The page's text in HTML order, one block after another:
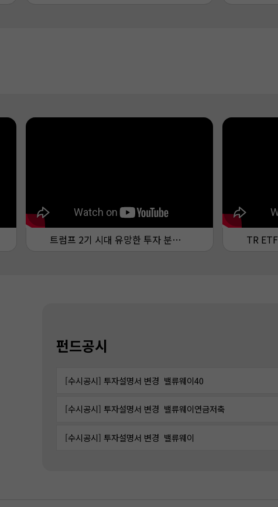
트럼프 2기 시대 유망한 투자 분야는?
펀드공시
[수시공시] 투자설명서 변경_밸류웨이40
[수시공시] 투자설명서 변경_밸류웨이연금저축
[수시공시] 투자설명서 변경_밸류웨이